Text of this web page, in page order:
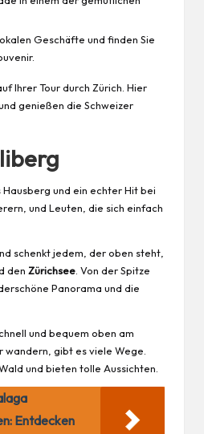
Geschäfte und finden Sie
Ihrer Tour durch Zürich. Hier
genießen die Schweizer
Hausberg und ein echter Hit bei
und Leuten, die sich einfach
schenkt jedem, der oben steht,
den Zürichsee. Von der Spitze
Panorama und die
und bequem oben am
wandern, gibt es viele Wege.
und bieten tolle Aussichten.
Entdecken